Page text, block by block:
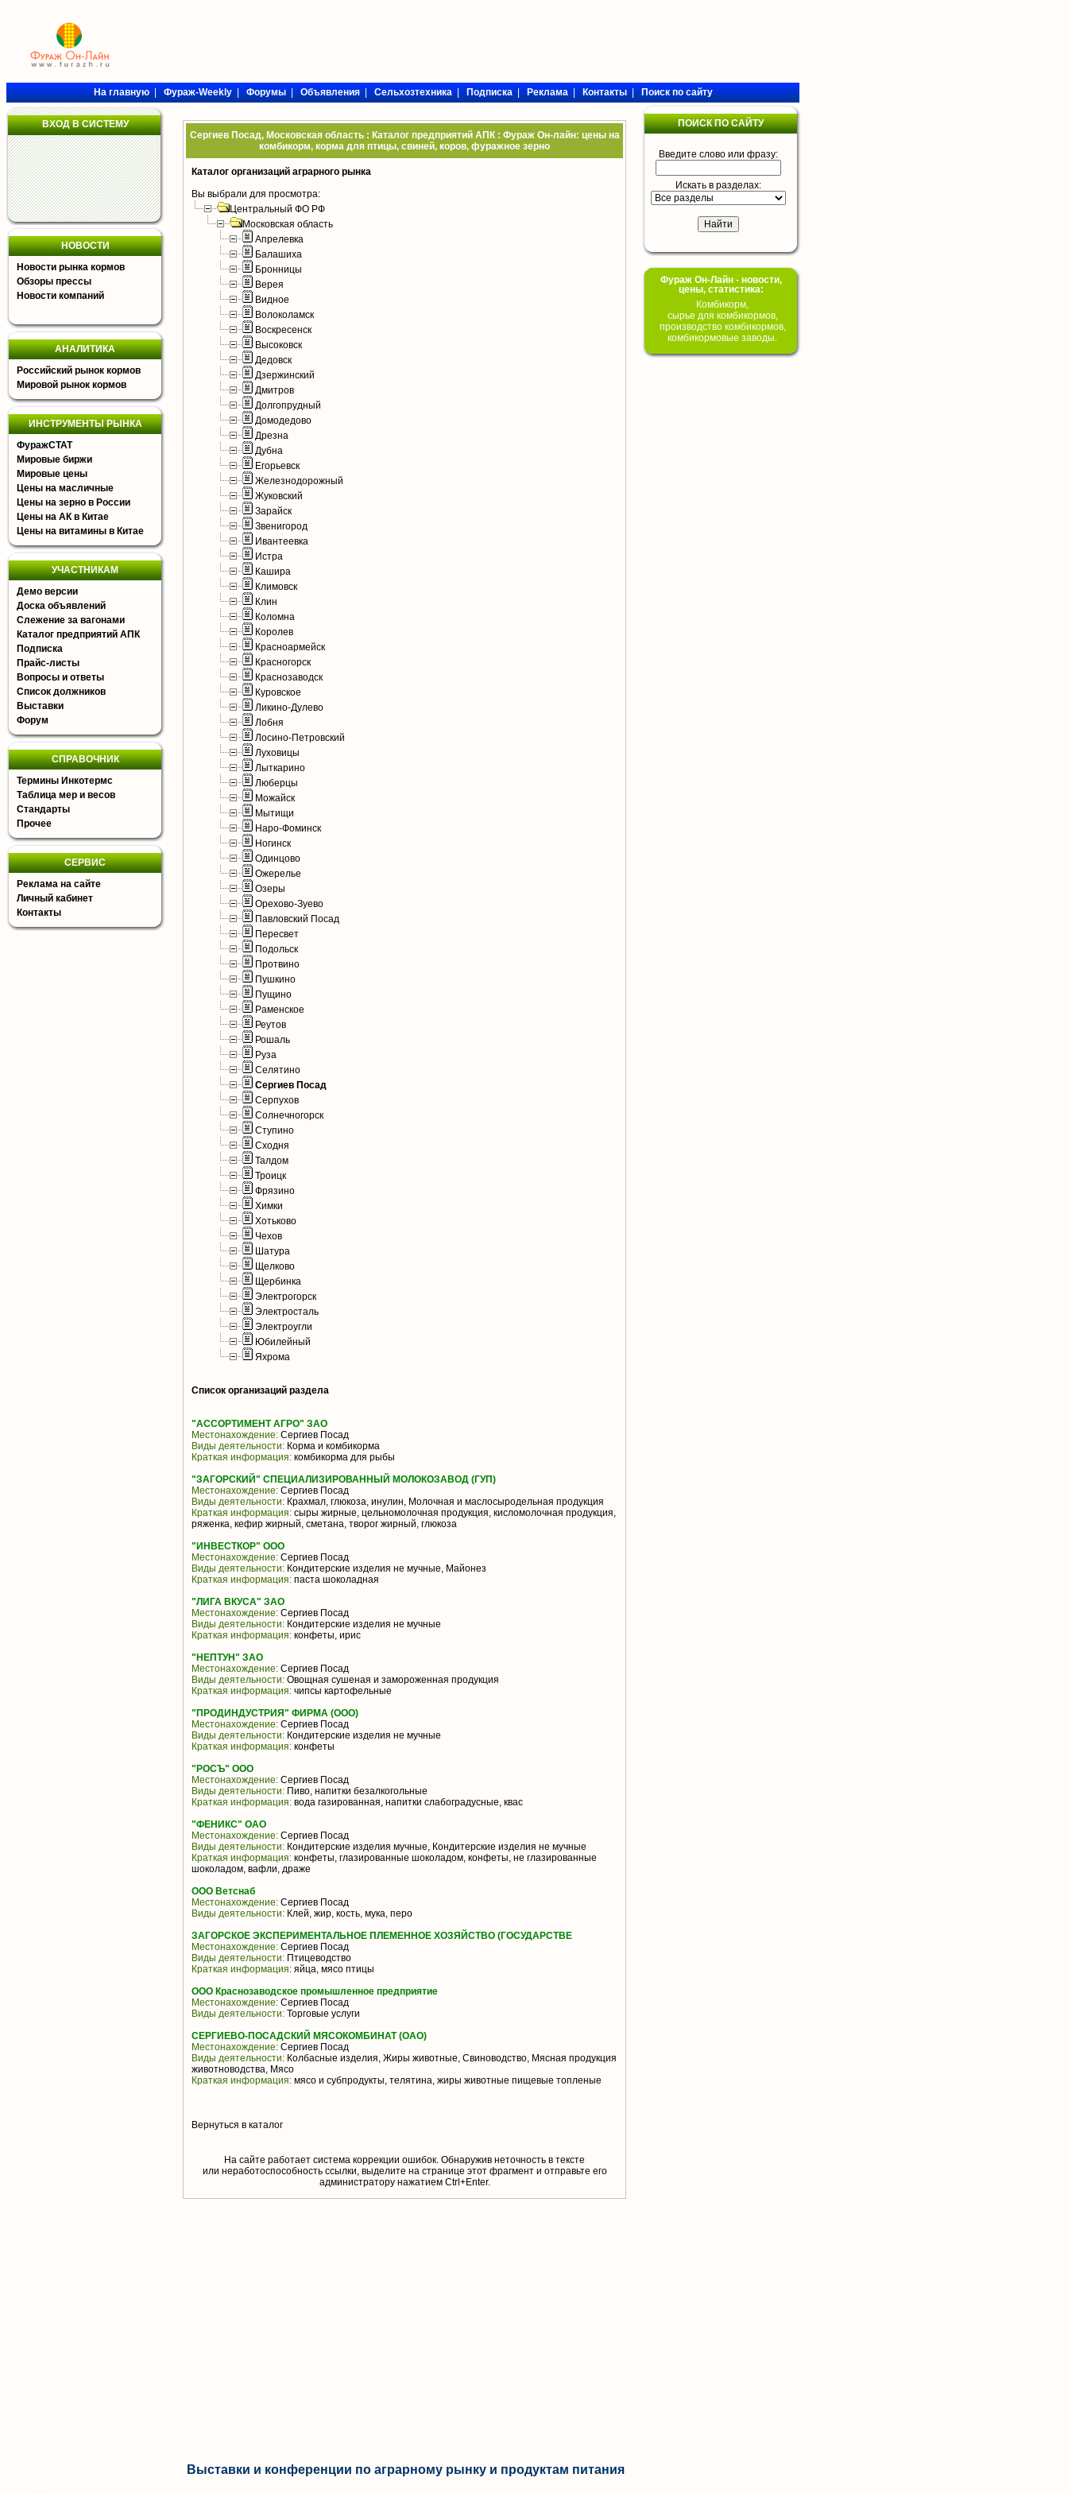
На главную|Фураж-Weekly|Форумы|Объявления|Сельхозтехника|Подписка|Реклама|Контакты|Поиск по сайту
ВХОД В СИСТЕМУ
НОВОСТИ
Новости рынка кормов
Обзоры прессы
Новости компаний
АНАЛИТИКА
Российский рынок кормов
Мировой рынок кормов
ИНСТРУМЕНТЫ РЫНКА
ФуражСТАТ
Мировые биржи
Мировые цены
Цены на масличные
Цены на зерно в России
Цены на АК в Китае
Цены на витамины в Китае
УЧАСТНИКАМ
Демо версии
Доска объявлений
Слежение за вагонами
Каталог предприятий АПК
Подписка
Прайс-листы
Вопросы и ответы
Список должников
Выставки
Форум
СПРАВОЧНИК
Термины Инкотермс
Таблица мер и весов
Стандарты
Прочее
СЕРВИС
Реклама на сайте
Личный кабинет
Контакты
Сергиев Посад, Московская область : Каталог предприятий АПК : Фураж Он-лайн: цены на
комбикорм, корма для птицы, свиней, коров, фуражное зерно
Каталог организаций аграрного рынка
Вы выбрали для просмотра:
Центральный ФО РФ
Московская область
Апрелевка
Балашиха
Бронницы
Верея
Видное
Волоколамск
Воскресенск
Высоковск
Дедовск
Дзержинский
Дмитров
Долгопрудный
Домодедово
Дрезна
Дубна
Егорьевск
Железнодорожный
Жуковский
Зарайск
Звенигород
Ивантеевка
Истра
Кашира
Климовск
Клин
Коломна
Королев
Красноармейск
Красногорск
Краснозаводск
Куровское
Ликино-Дулево
Лобня
Лосино-Петровский
Луховицы
Лыткарино
Люберцы
Можайск
Мытищи
Наро-Фоминск
Ногинск
Одинцово
Ожерелье
Озеры
Орехово-Зуево
Павловский Посад
Пересвет
Подольск
Протвино
Пушкино
Пущино
Раменское
Реутов
Рошаль
Руза
Селятино
Сергиев Посад
Серпухов
Солнечногорск
Ступино
Сходня
Талдом
Троицк
Фрязино
Химки
Хотьково
Чехов
Шатура
Щелково
Щербинка
Электрогорск
Электросталь
Электроугли
Юбилейный
Яхрома
Список организаций раздела
"АССОРТИМЕНТ АГРО" ЗАО
Местонахождение: Сергиев Посад
Виды деятельности: Корма и комбикорма
Краткая информация: комбикорма для рыбы
"ЗАГОРСКИЙ" СПЕЦИАЛИЗИРОВАННЫЙ МОЛОКОЗАВОД (ГУП)
Местонахождение: Сергиев Посад
Виды деятельности: Крахмал, глюкоза, инулин, Молочная и маслосыродельная продукция
Краткая информация: сыры жирные, цельномолочная продукция, кисломолочная продукция,
ряженка, кефир жирный, сметана, творог жирный, глюкоза
"ИНВЕСТКОР" ООО
Местонахождение: Сергиев Посад
Виды деятельности: Кондитерские изделия не мучные, Майонез
Краткая информация: паста шоколадная
"ЛИГА ВКУСА" ЗАО
Местонахождение: Сергиев Посад
Виды деятельности: Кондитерские изделия не мучные
Краткая информация: конфеты, ирис
"НЕПТУН" ЗАО
Местонахождение: Сергиев Посад
Виды деятельности: Овощная сушеная и замороженная продукция
Краткая информация: чипсы картофельные
"ПРОДИНДУСТРИЯ" ФИРМА (ООО)
Местонахождение: Сергиев Посад
Виды деятельности: Кондитерские изделия не мучные
Краткая информация: конфеты
"РОСЪ" ООО
Местонахождение: Сергиев Посад
Виды деятельности: Пиво, напитки безалкогольные
Краткая информация: вода газированная, напитки слабоградусные, квас
"ФЕНИКС" ОАО
Местонахождение: Сергиев Посад
Виды деятельности: Кондитерские изделия мучные, Кондитерские изделия не мучные
Краткая информация: конфеты, глазированные шоколадом, конфеты, не глазированные
шоколадом, вафли, драже
ООО Ветснаб
Местонахождение: Сергиев Посад
Виды деятельности: Клей, жир, кость, мука, перо
ЗАГОРСКОЕ ЭКСПЕРИМЕНТАЛЬНОЕ ПЛЕМЕННОЕ ХОЗЯЙСТВО (ГОСУДАРСТВЕ
Местонахождение: Сергиев Посад
Виды деятельности: Птицеводство
Краткая информация: яйца, мясо птицы
ООО Краснозаводское промышленное предприятие
Местонахождение: Сергиев Посад
Виды деятельности: Торговые услуги
СЕРГИЕВО-ПОСАДСКИЙ МЯСОКОМБИНАТ (ОАО)
Местонахождение: Сергиев Посад
Виды деятельности: Колбасные изделия, Жиры животные, Свиноводство, Мясная продукция
животноводства, Мясо
Краткая информация: мясо и субпродукты, телятина, жиры животные пищевые топленые
Вернуться в каталог
На сайте работает система коррекции ошибок. Обнаружив неточность в тексте
или неработоспособность ссылки, выделите на странице этот фрагмент и отправьте его
aдминистратору нажатием Ctrl+Enter.
ПОИСК ПО САЙТУ
Введите слово или фразу:
Искать в разделах:
Фураж Он-Лайн - новости,
цены, статистика:
Комбикорм,
сырье для комбикормов,
производство комбикормов,
комбикормовые заводы.
Выставки и конференции по аграрному рынку и продуктам питания